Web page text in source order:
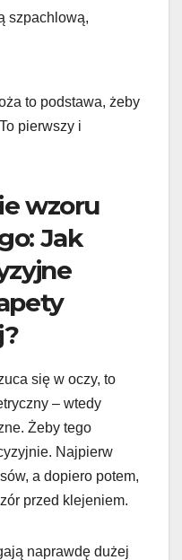
szpachlową,
to podstawa, żeby
pierwszy i
wzoru
Jak
się w oczy, to
– wtedy
Żeby tego
Najpierw
a dopiero potem,
przed klejeniem.
naprawdę dużej